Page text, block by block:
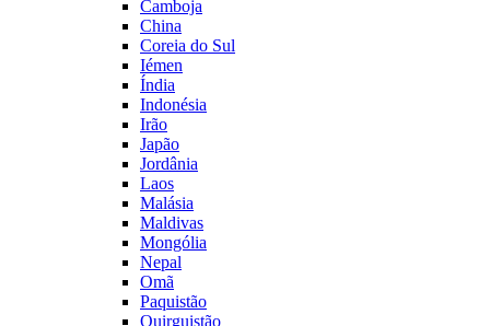
Camboja
China
Coreia do Sul
Iémen
Índia
Indonésia
Irão
Japão
Jordânia
Laos
Malásia
Maldivas
Mongólia
Nepal
Omã
Paquistão
Quirguistão